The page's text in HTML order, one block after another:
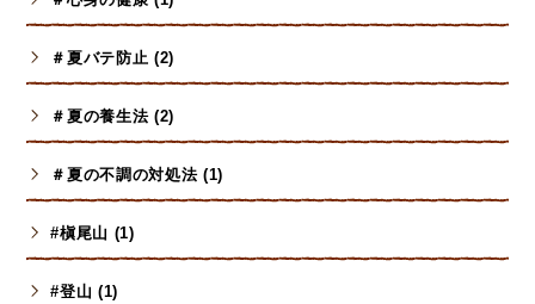
＃夏バテ防止 (2)
＃夏の養生法 (2)
＃夏の不調の対処法 (1)
#槇尾山 (1)
#登山 (1)